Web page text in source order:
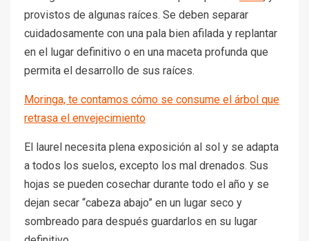
provistos de algunas raíces. Se deben separar
cuidadosamente con una pala bien afilada y replantar
en el lugar definitivo o en una maceta profunda que
permita el desarrollo de sus raíces.
Moringa, te contamos cómo se consume el árbol que
retrasa el envejecimiento
El laurel necesita plena exposición al sol y se adapta
a todos los suelos, excepto los mal drenados. Sus
hojas se pueden cosechar durante todo el año y se
dejan secar “cabeza abajo” en un lugar seco y
sombreado para después guardarlos en su lugar